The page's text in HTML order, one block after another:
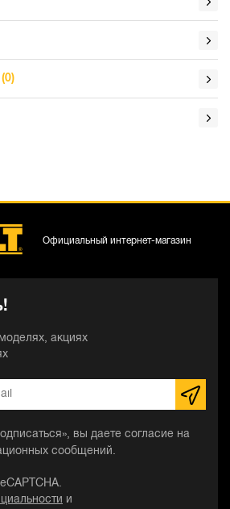
(0)
акциях
вы даете согласие на
сообщений.
и
Официальный интернет-магазин